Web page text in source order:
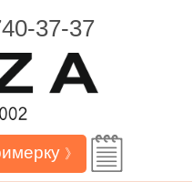
37-37
》